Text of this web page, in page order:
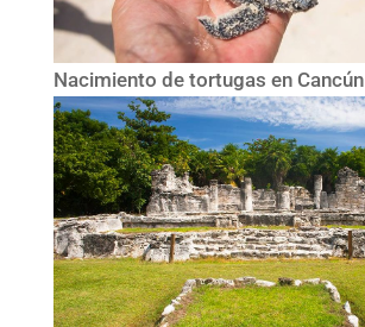
Nacimiento de tortugas en Cancún